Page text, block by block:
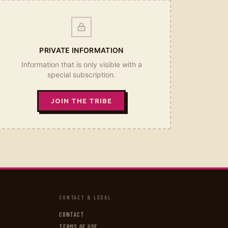
PRIVATE INFORMATION
Information that is only visible with a
special subscription.
JOIN THE TRIBE
CONTACT & LEGAL
CONTACT